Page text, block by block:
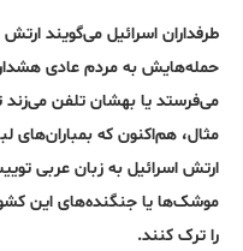
طرفداران اسرائیل می‌گویند
حمله‌هایش به مردم عادی
می‌فرستد یا بهشان تلفن می‌زند
مثال، هم‌اکنون که
ارتش اسرائیل به زبان عربی
موشک‌ها یا جنگنده‌های این
را ترک کنند.